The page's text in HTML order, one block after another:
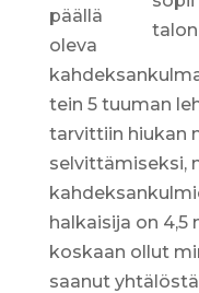
päällä
oleva
tein 5 tuuman
tarvittiin hiukan
selvittämiseksi,
halkaisija on
koskaan ollut
saanut